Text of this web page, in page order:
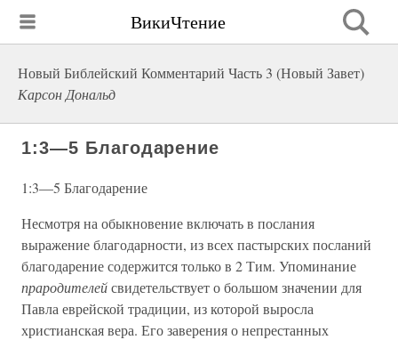
ВикиЧтение
Новый Библейский Комментарий Часть 3 (Новый Завет)
Карсон Дональд
1:3—5 Благодарение
1:3—5 Благодарение
Несмотря на обыкновение включать в послания
выражение благодарности, из всех пастырских посланий
благодарение содержится только в 2 Тим. Упоминание
прародителейсвидетельствует о большом значении для
Павла еврейской традиции, из которой выросла
христианская вера. Его заверения о непрестанных